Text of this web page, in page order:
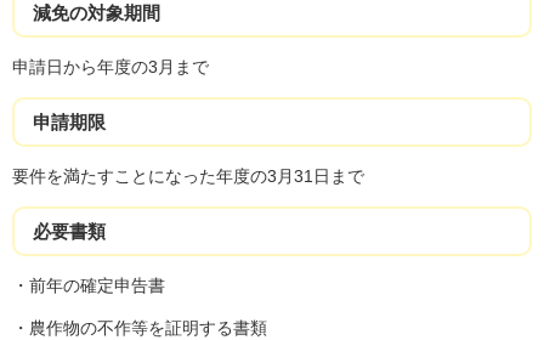
減免の対象期間
申請日から年度の3月まで
申請期限
要件を満たすことになった年度の3月31日まで
必要書類
・前年の確定申告書
・農作物の不作等を証明する書類